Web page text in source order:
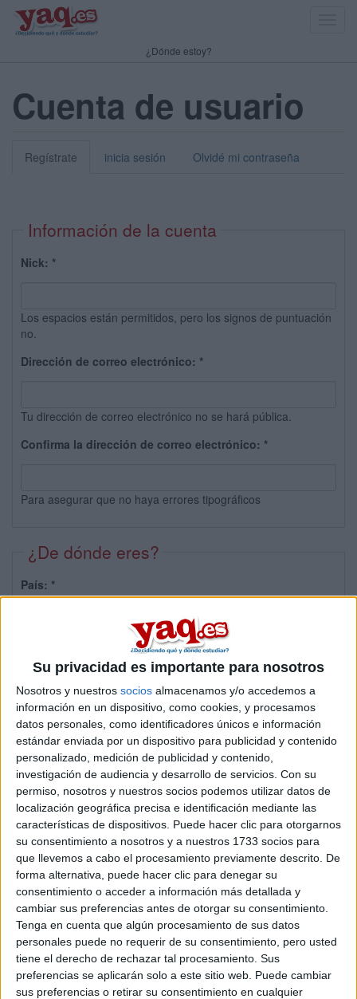
Su privacidad es importante para nosotros
Nosotros y nuestros socios almacenamos y/o accedemos a
información en un dispositivo, como cookies, y procesamos
datos personales, como identificadores únicos e información
estándar enviada por un dispositivo para publicidad y contenido
personalizado, medición de publicidad y contenido,
investigación de audiencia y desarrollo de servicios. Con su
permiso, nosotros y nuestros socios podemos utilizar datos de
localización geográfica precisa e identificación mediante las
características de dispositivos. Puede hacer clic para otorgarnos
su consentimiento a nosotros y a nuestros 1733 socios para
que llevemos a cabo el procesamiento previamente descrito. De
forma alternativa, puede hacer clic para denegar su
consentimiento o acceder a información más detallada y
cambiar sus preferencias antes de otorgar su consentimiento.
Tenga en cuenta que algún procesamiento de sus datos
personales puede no requerir de su consentimiento, pero usted
tiene el derecho de rechazar tal procesamiento. Sus
preferencias se aplicarán solo a este sitio web. Puede cambiar
sus preferencias o retirar su consentimiento en cualquier
¿Dónde estoy?
Cuenta de usuario
Regístrate inicia sesión Olvidé mi contraseña
Información de la cuenta
Nick: *
Los espacios están permitidos, pero los signos de puntuación
no.
Dirección de correo electrónico: *
Tu dirección de correo electrónico no se hará pública.
Confirma la dirección de correo electrónico: *
Para asegurar que no haya errores tipográficos
¿De dónde eres?
País: *
Sobre ti
Soy:*
Chico
Chica
¿En qué año terminas (o terminaste) bachillerato o FP?
Soy estudiante de:*
Términos y Condiciones de Uso